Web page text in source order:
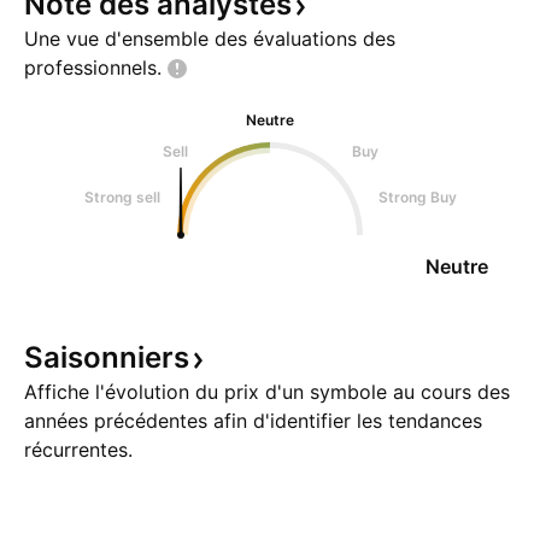
Une vue d'ensemble des évaluations des
professionnels.
Neutre
Sell
Buy
Strong sell Strong Buy
Neutre
Saisonniers
Affiche l'évolution du prix d'un symbole au cours des
années précédentes afin d'identifier les tendances
récurrentes.